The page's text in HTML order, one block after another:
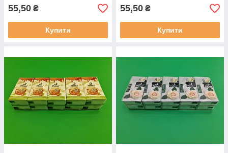
55,50 ₴
Купити
55,50 ₴
Купити